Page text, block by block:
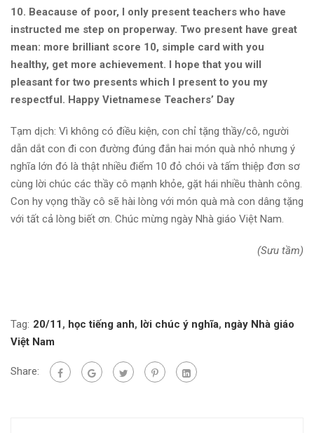
10. Beacause of poor, I only present teachers who have
instructed me step on properway. Two present have great
mean: more brilliant score 10, simple card with you
healthy, get more achievement. I hope that you will
pleasant for two presents which I present to you my
respectful. Happy Vietnamese Teachers’ Day
Tạm dịch: Vì không có điều kiện, con chỉ tặng thầy/cô, người
dẫn dắt con đi con đường đúng đắn hai món quà nhỏ nhưng ý
nghĩa lớn đó là thật nhiều điểm 10 đỏ chói và tấm thiệp đơn sơ
cùng lời chúc các thầy cô mạnh khỏe, gặt hái nhiều thành công.
Con hy vọng thầy cô sẽ hài lòng với món quà mà con dâng tặng
với tất cả lòng biết ơn. Chúc mừng ngày Nhà giáo Việt Nam.
(Sưu tầm)
Tag: 20/11 , học tiếng anh, lời chúc ý nghĩa, ngày Nhà giáo
Việt Nam
Share: